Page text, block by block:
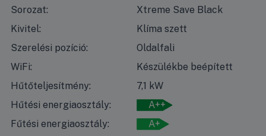
Sorozat:
Xtreme Save Black
Kivitel:
Klíma szett
Szerelési pozíció:
Oldalfali
WiFi:
Készülékbe beépített
Hűtőteljesítmény:
7,1 kW
Hűtési energiaosztály:
A++
Fűtési energiaosztály:
A+